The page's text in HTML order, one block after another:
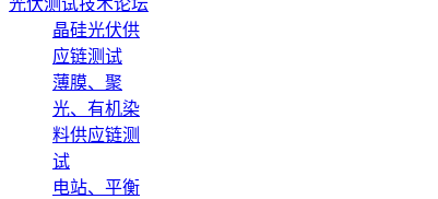
晶硅光伏供
应链测试
薄膜、聚
光、有机染
料供应链测
试
电站、平衡